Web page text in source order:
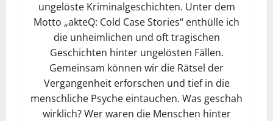
ungelöste Kriminalgeschichten. Unter dem
Motto „akteQ: Cold Case Stories“ enthülle ich
die unheimlichen und oft tragischen
Geschichten hinter ungelösten Fällen.
Gemeinsam können wir die Rätsel der
Vergangenheit erforschen und tief in die
menschliche Psyche eintauchen. Was geschah
wirklich? Wer waren die Menschen hinter